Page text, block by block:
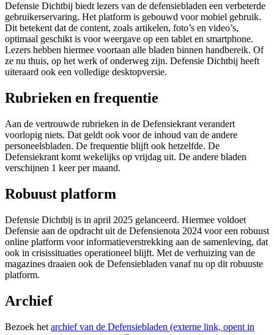
Defensie Dichtbij biedt lezers van de defensiebladen een verbeterde
gebruikerservaring. Het platform is gebouwd voor mobiel gebruik.
Dit betekent dat de content, zoals artikelen, foto’s en video’s,
optimaal geschikt is voor weergave op een tablet en smartphone.
Lezers hebben hiermee voortaan alle bladen binnen handbereik. Of
ze nu thuis, op het werk of onderweg zijn. Defensie Dichtbij heeft
uiteraard ook een volledige desktopversie.
Rubrieken en frequentie
Aan de vertrouwde rubrieken in de Defensiekrant verandert
voorlopig niets. Dat geldt ook voor de inhoud van de andere
personeelsbladen. De frequentie blijft ook hetzelfde. De
Defensiekrant komt wekelijks op vrijdag uit. De andere bladen
verschijnen 1 keer per maand.
Robuust platform
Defensie Dichtbij is in april 2025 gelanceerd. Hiermee voldoet
Defensie aan de opdracht uit de Defensienota 2024 voor een robuust
online platform voor informatieverstrekking aan de samenleving, dat
ook in crisissituaties operationeel blijft. Met de verhuizing van de
magazines draaien ook de Defensiebladen vanaf nu op dit robuuste
platform.
Archief
Bezoek het archief van de Defensiebladen (externe link, opent in